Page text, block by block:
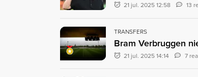
21 jul. 2025 12:58 13
TRANSFERS
Bram Verbruggen
21 jul. 2025 14:14 7